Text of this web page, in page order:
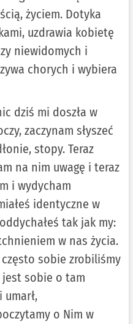
życiem. Dotyka
uzdrawia kobietę
niewidomych i
chorych i wybiera
dziś mi doszła w
zaczynam słyszeć
stopy. Teraz
na nim uwagę i teraz
i wydycham
identyczne w
tak jak my:
w nas życia.
sobie zrobiliśmy
jest sobie o tam
umarł,
o Nim w